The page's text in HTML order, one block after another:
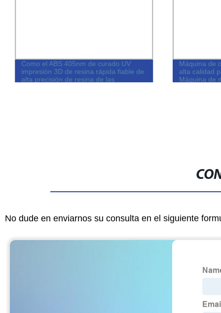
Como el ABS 405nm de curado UV
impresión 3D de resina rápida fiable de
alta precisión de resina de las
Máquina de
alta calidad
Máquina de
No dude en enviarnos su consulta en el siguiente